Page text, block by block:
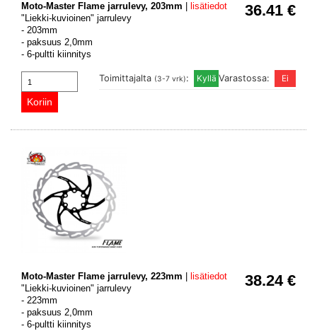
36.41 €
Moto-Master Flame jarrulevy, 203mm
lisätiedot
"Liekki-kuvioinen" jarrulevy
- 203mm
- paksuus 2,0mm
- 6-pultti kiinnitys
Varastossa:
Toimittajalta (3-7 vrk):
38.24 €
Moto-Master Flame jarrulevy, 223mm
lisätiedot
"Liekki-kuvioinen" jarrulevy
- 223mm
- paksuus 2,0mm
- 6-pultti kiinnitys